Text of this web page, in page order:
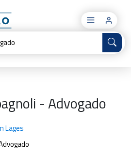
×
- Advogado
Lages